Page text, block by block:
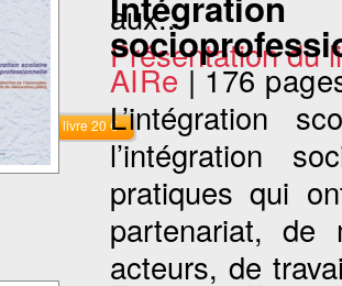
aux...
Présentation du
le livre 20 €
AIRe |176
L’intégration
l’intégration
pratiques qui
partenariat, de
acteurs, de